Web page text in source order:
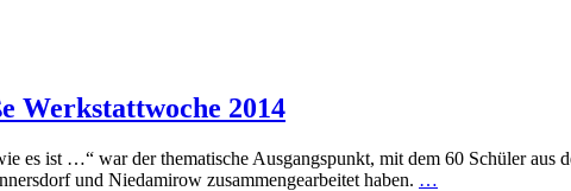
Werkstattwoche 2014
es ist …“ war der thematische Ausgangspunkt, mit dem 60 Schüler
und Niedamirow zusammengearbeitet haben. …